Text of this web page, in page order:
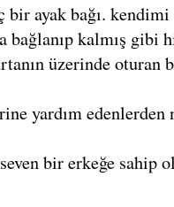
bir ayak bağı.
bağlanıp kalmış gibi
üzerinde
yardım
bir erkeğe sahip